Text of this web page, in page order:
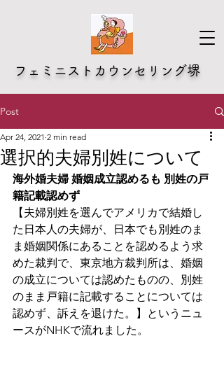
​フェミニストカウンセリング堺
Post
選択的夫婦別姓について
Apr 24, 2021 2 min read
海外婚夫婦 婚姻成立認めるも 別姓の戸
籍記載認めず
【夫婦別姓を選んでアメリカで結婚し
た日本人の夫婦が、日本でも別姓のま
ま婚姻関係にあることを認めるよう求
めた裁判で、東京地方裁判所は、婚姻
の成立については認めたものの、別姓
のまま戸籍に記載することについては
認めず、訴えを退けた。】というニュ
ースがNHKで流れました。